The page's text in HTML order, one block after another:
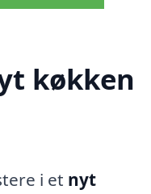
køkken
i et nyt